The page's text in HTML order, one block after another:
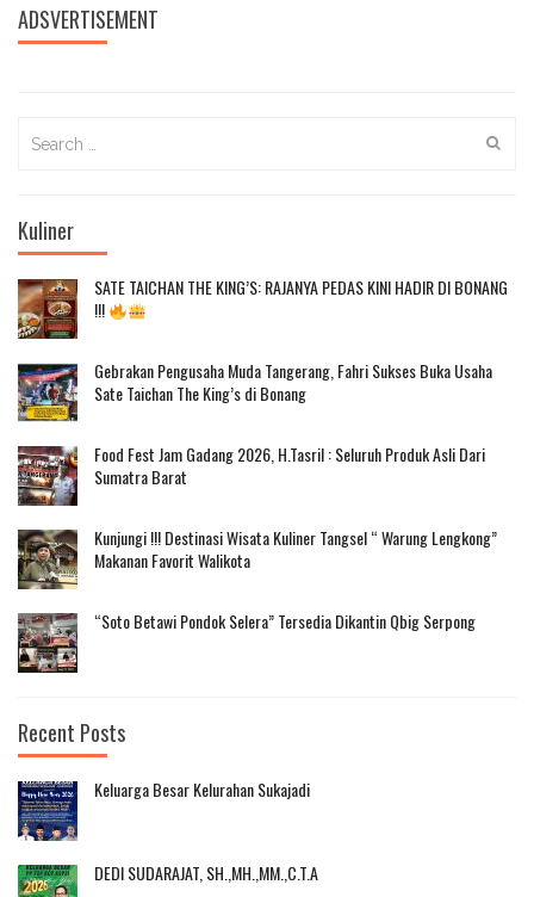
ADSVERTISEMENT
for:
Kuliner
SATE TAICHAN THE KING’S: RAJANYA PEDAS KINI HADIR DI BONANG
!!!
Gebrakan Pengusaha Muda Tangerang, Fahri Sukses Buka Usaha
Sate Taichan The King’s di Bonang
Food Fest Jam Gadang 2026, H.Tasril : Seluruh Produk Asli Dari
Sumatra Barat
Kunjungi !!! Destinasi Wisata Kuliner Tangsel “ Warung Lengkong”
Makanan Favorit Walikota
“Soto Betawi Pondok Selera” Tersedia Dikantin Qbig Serpong
Recent Posts
Keluarga Besar Kelurahan Sukajadi
DEDI SUDARAJAT, SH.,MH.,MM.,C.T.A